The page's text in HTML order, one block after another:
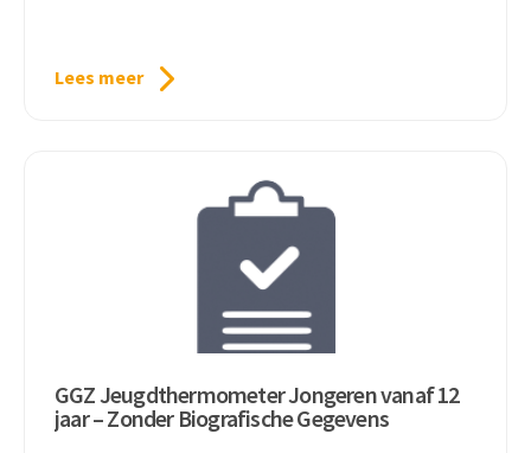
Lees meer
GGZ Jeugdthermometer Jongeren vanaf 12
jaar – Zonder Biografische Gegevens